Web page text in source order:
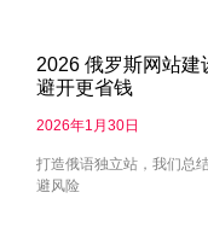
2026 俄罗斯网站建
避开更省钱
2026年1月30日
打造俄语独立站，我们总
避风险